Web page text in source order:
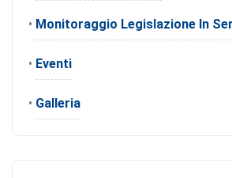
• Monitoraggio Legislazione In
• Eventi
• Galleria